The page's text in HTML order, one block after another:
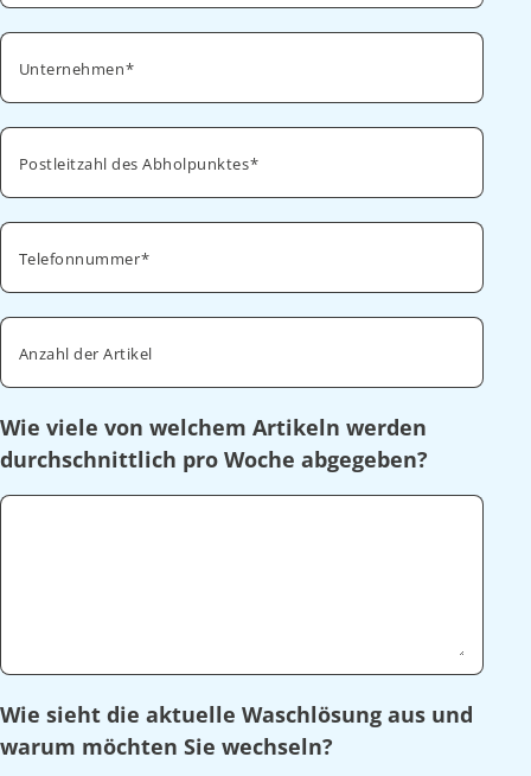
Unternehmen
Postleitzahl des Abholpunktes
Telefonnummer
Anzahl der Artikel
Wie viele von welchem Artikeln werden
durchschnittlich pro Woche abgegeben?
Wie sieht die aktuelle Waschlösung aus und
warum möchten Sie wechseln?